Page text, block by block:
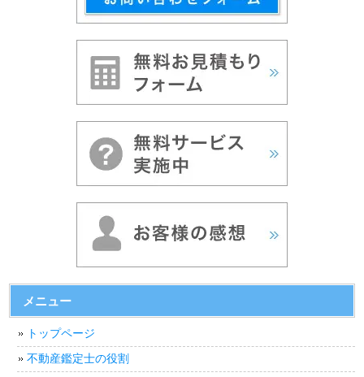
メニュー
トップページ
不動産鑑定士の役割